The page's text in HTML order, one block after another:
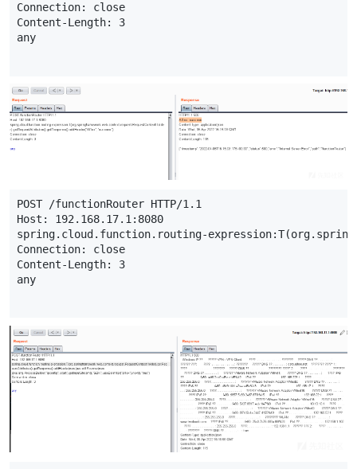
Connection:
close
Content-Length:
3
any
POST /functionRouter HTTP/1.1
Host : 192.168.17.1 : 8080
spring. cloud . function. routing-expression:T(org.
Connection:
close
Content-Length:
3
any